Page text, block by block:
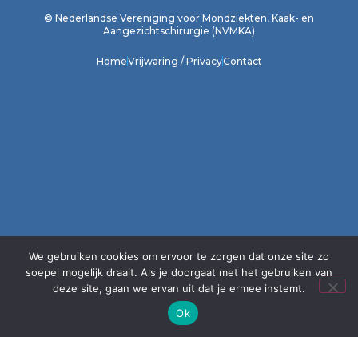
© Nederlandse Vereniging voor Mondziekten, Kaak- en
Aangezichtschirurgie (NVMKA)
HomeVrijwaring / PrivacyContact
We gebruiken cookies om ervoor te zorgen dat onze site zo
soepel mogelijk draait. Als je doorgaat met het gebruiken van
deze site, gaan we ervan uit dat je ermee instemt.
Ok